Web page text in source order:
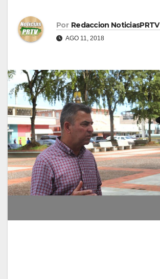
Por Redaccion NoticiasPRTV
AGO 11, 2018